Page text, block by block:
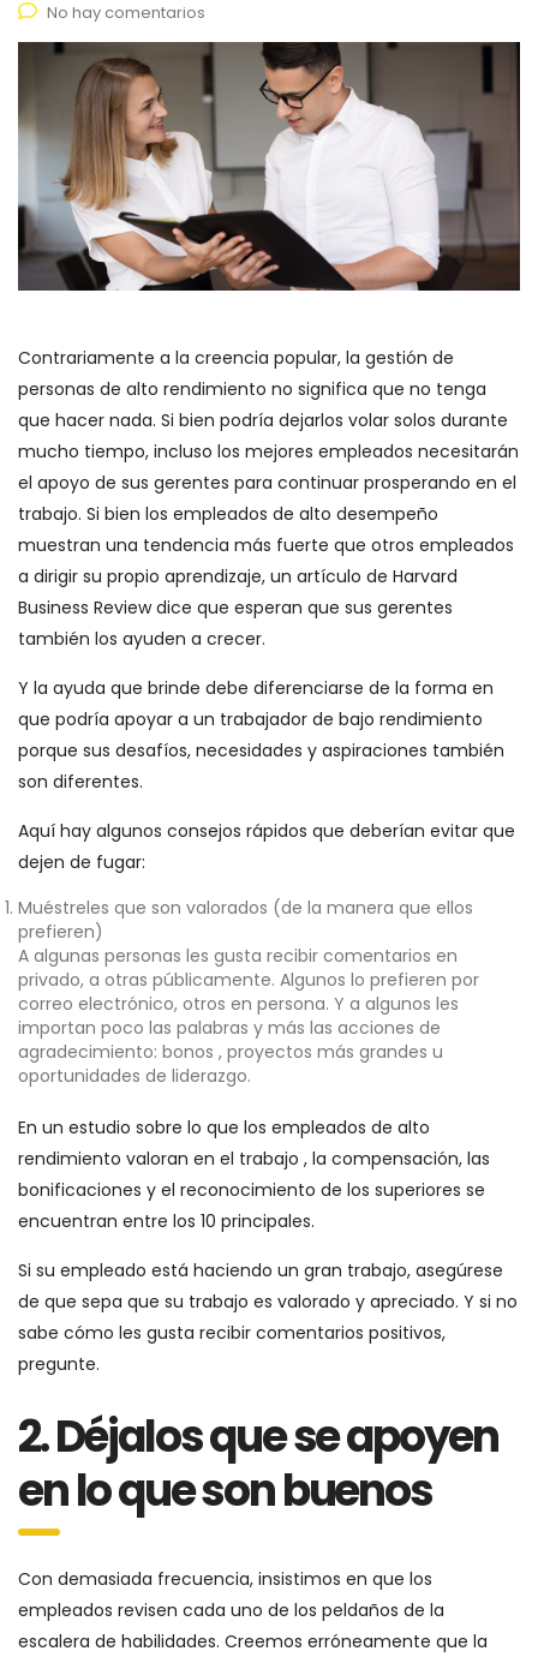
No hay comentarios
Contrariamente a la creencia popular, la gestión de
personas de alto rendimiento no significa que no tenga
que hacer nada. Si bien podría dejarlos volar solos durante
mucho tiempo, incluso los mejores empleados necesitarán
el apoyo de sus gerentes para continuar prosperando en el
trabajo. Si bien los empleados de alto desempeño
muestran una tendencia más fuerte que otros empleados
a dirigir su propio aprendizaje, un artículo de Harvard
Business Review dice que esperan que sus gerentes
también los ayuden a crecer.
Y la ayuda que brinde debe diferenciarse de la forma en
que podría apoyar a un trabajador de bajo rendimiento
porque sus desafíos, necesidades y aspiraciones también
son diferentes.
Aquí hay algunos consejos rápidos que deberían evitar que
dejen de fugar:
Muéstreles que son valorados (de la manera que ellos
prefieren)
A algunas personas les gusta recibir comentarios en
privado, a otras públicamente. Algunos lo prefieren por
correo electrónico, otros en persona. Y a algunos les
importan poco las palabras y más las acciones de
agradecimiento: bonos , proyectos más grandes u
oportunidades de liderazgo.
En un estudio sobre lo que los empleados de alto
rendimiento valoran en el trabajo , la compensación, las
bonificaciones y el reconocimiento de los superiores se
encuentran entre los 10 principales.
Si su empleado está haciendo un gran trabajo, asegúrese
de que sepa que su trabajo es valorado y apreciado. Y si no
sabe cómo les gusta recibir comentarios positivos,
pregunte.
2. Déjalos que se apoyen
en lo que son buenos
Con demasiada frecuencia, insistimos en que los
empleados revisen cada uno de los peldaños de la
escalera de habilidades. Creemos erróneamente que la